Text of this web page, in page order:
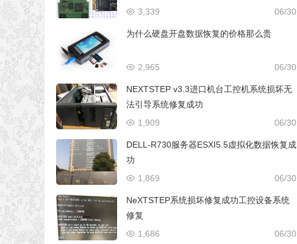
06/30
3,339
为什么硬盘开盘数据恢复的价格那么贵
06/30
2,965
NEXTSTEP v3.3进口机台工控机系统损坏无
法引导系统修复成功
06/30
1,909
DELL-R730服务器ESXI5.5虚拟化数据恢复成
功
06/30
1,869
NeXTSTEP系统损坏修复成功工控设备系统
修复
06/30
1,686